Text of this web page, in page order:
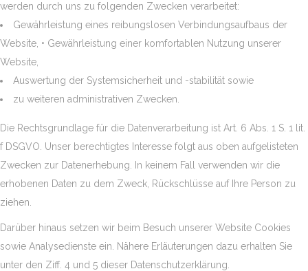
werden durch uns zu folgenden Zwecken verarbeitet:
Gewährleistung eines reibungslosen Verbindungsaufbaus der
Website, • Gewährleistung einer komfortablen Nutzung unserer
Website,
Auswertung der Systemsicherheit und -stabilität sowie
zu weiteren administrativen Zwecken.
Die Rechtsgrundlage für die Datenverarbeitung ist Art. 6 Abs. 1 S. 1 lit.
f DSGVO. Unser berechtigtes Interesse folgt aus oben aufgelisteten
Zwecken zur Datenerhebung. In keinem Fall verwenden wir die
erhobenen Daten zu dem Zweck, Rückschlüsse auf Ihre Person zu
ziehen.
Darüber hinaus setzen wir beim Besuch unserer Website Cookies
sowie Analysedienste ein. Nähere Erläuterungen dazu erhalten Sie
unter den Ziff. 4 und 5 dieser Datenschutzerklärung.